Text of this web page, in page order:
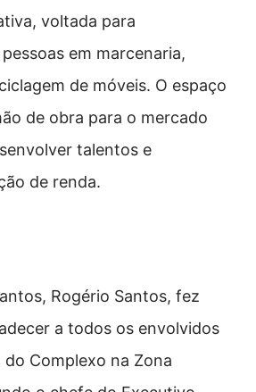
voltada para
em marcenaria,
de móveis. O espaço
de obra para o mercado
talentos e
de renda.
Rogério Santos, fez
a todos os envolvidos
Complexo na Zona